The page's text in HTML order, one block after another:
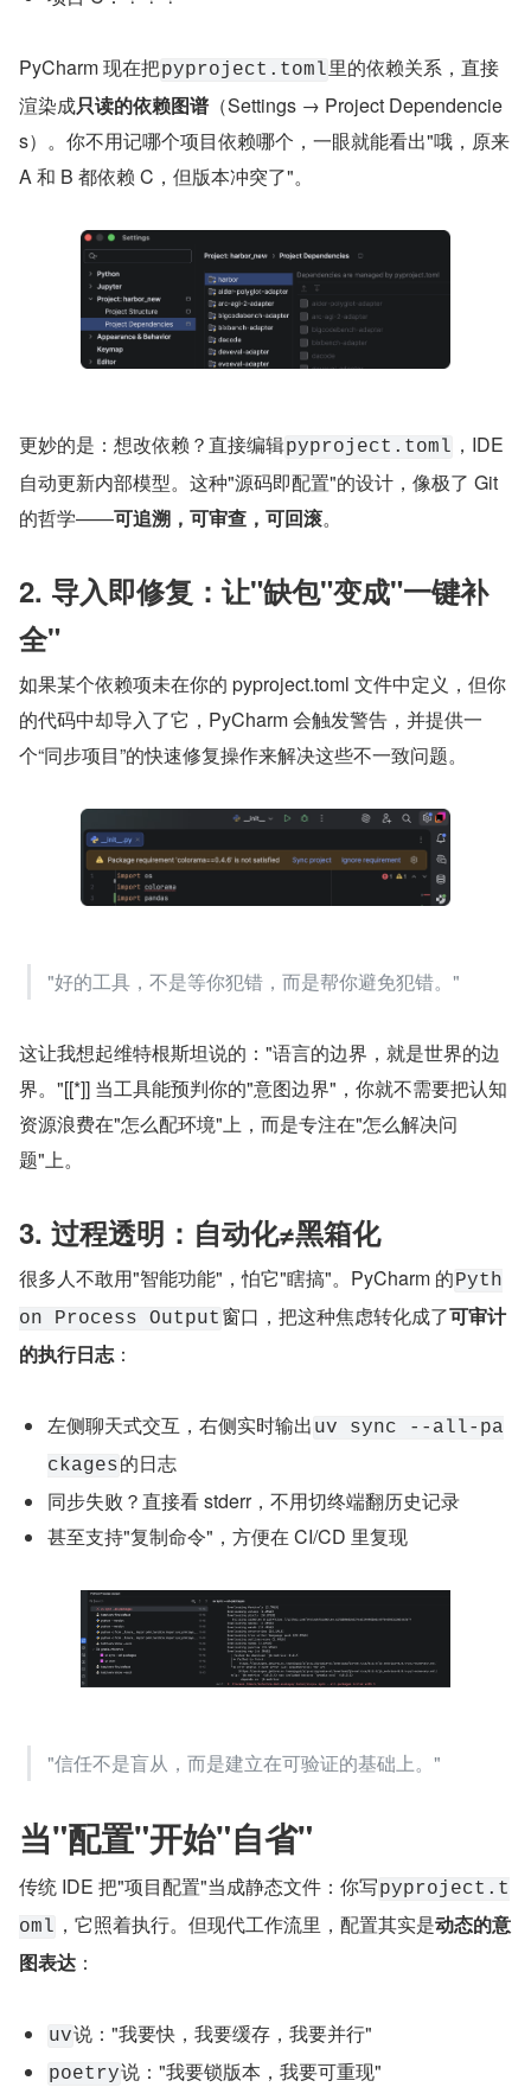
PyCharm 现在把pyproject.toml里的依赖关系，直接
渲染成只读的依赖图谱（Settings → Project Dependencie
s）。你不用记哪个项目依赖哪个，一眼就能看出"哦，原来
A 和 B 都依赖 C，但版本冲突了"。
更妙的是：想改依赖？直接编辑pyproject.toml ，IDE
自动更新内部模型。这种"源码即配置"的设计，像极了 Git
的哲学——可追溯，可审查，可回滚。
2. 导入即修复：让"缺包"变成"一键补
全"
如果某个依赖项未在你的 pyproject.toml 文件中定义，但你
的代码中却导入了它，PyCharm 会触发警告，并提供一
个“同步项目”的快速修复操作来解决这些不一致问题。
"好的工具，不是等你犯错，而是帮你避免犯错。"
这让我想起维特根斯坦说的："语言的边界，就是世界的边
界。"[[*]] 当工具能预判你的"意图边界"，你就不需要把认知
资源浪费在"怎么配环境"上，而是专注在"怎么解决问
题"上。
3. 过程透明：自动化≠黑箱化
很多人不敢用"智能功能"，怕它"瞎搞"。PyCharm 的Pyth
on Process Output 窗口，把这种焦虑转化成了可审计
的执行日志：
左侧聊天式交互，右侧实时输出 uv sync --all-pa
ckages的日志
同步失败？直接看 stderr，不用切终端翻历史记录
甚至支持"复制命令"，方便在 CI/CD 里复现
"信任不是盲从，而是建立在可验证的基础上。"
当"配置"开始"自省"
传统 IDE 把"项目配置"当成静态文件：你写pyproject.t
oml ，它照着执行。但现代工作流里，配置其实是动态的意
图表达 ：
uv说："我要快，我要缓存，我要并行"
poetry说："我要锁版本，我要可重现"